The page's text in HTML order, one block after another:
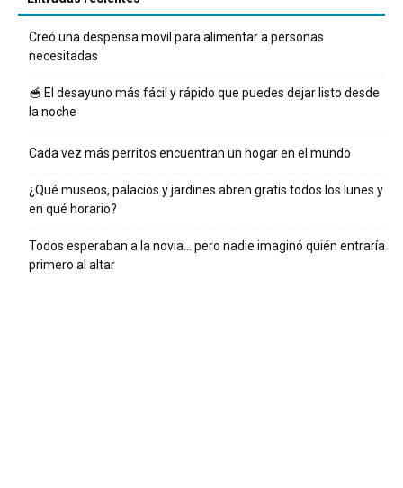
Creó una despensa movil para alimentar a personas
necesitadas
🥣 El desayuno más fácil y rápido que puedes dejar listo desde
la noche
Cada vez más perritos encuentran un hogar en el mundo
¿Qué museos, palacios y jardines abren gratis todos los lunes y
en qué horario?
Todos esperaban a la novia… pero nadie imaginó quién entraría
primero al altar